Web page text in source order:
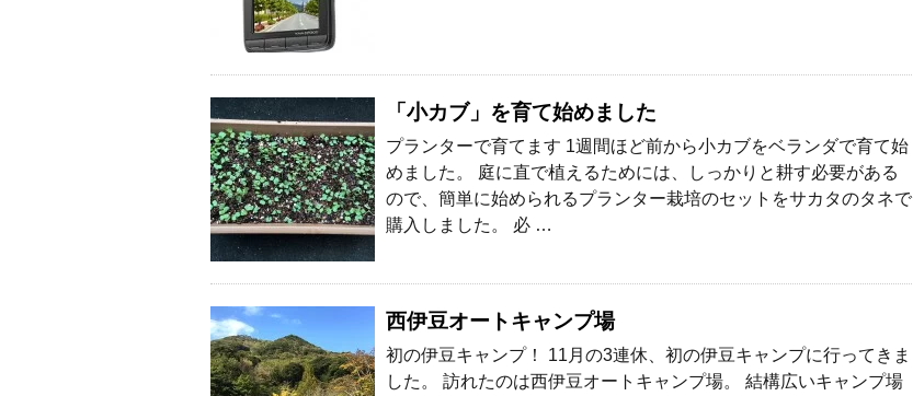
「小カブ」を育て始めました
プランターで育てます 1週間ほど前から小カブをベランダで育て始
めました。 庭に直で植えるためには、しっかりと耕す必要がある
ので、簡単に始められるプランター栽培のセットをサカタのタネで
購入しました。 必 …
西伊豆オートキャンプ場
初の伊豆キャンプ！ 11月の3連休、初の伊豆キャンプに行ってきま
した。 訪れたのは西伊豆オートキャンプ場。 結構広いキャンプ場